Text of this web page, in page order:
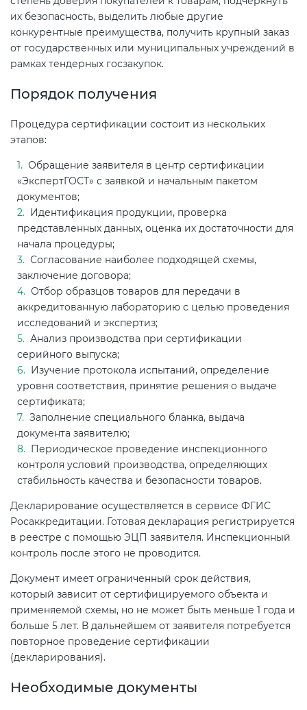
их безопасность, выделить любые другие
конкурентные преимущества, получить крупный заказ
от государственных или муниципальных учреждений в
рамках тендерных госзакупок.
Порядок получения
Процедура сертификации состоит из нескольких
этапов:
Обращение заявителя в центр сертификации
«ЭкспертГОСТ» с заявкой и начальным пакетом
документов;
Идентификация продукции, проверка
представленных данных, оценка их достаточности для
начала процедуры;
Согласование наиболее подходящей схемы,
заключение договора;
Отбор образцов товаров для передачи в
аккредитованную лабораторию с целью проведения
исследований и экспертиз;
Анализ производства при сертификации
серийного выпуска;
Изучение протокола испытаний, определение
уровня соответствия, принятие решения о выдаче
сертификата;
Заполнение специального бланка, выдача
документа заявителю;
Периодическое проведение инспекционного
контроля условий производства, определяющих
стабильность качества и безопасности товаров.
Декларирование осуществляется в сервисе ФГИС
Росаккредитации. Готовая декларация регистрируется
в реестре с помощью ЭЦП заявителя. Инспекционный
контроль после этого не проводится.
Документ имеет ограниченный срок действия,
который зависит от сертифицируемого объекта и
применяемой схемы, но не может быть меньше 1 года и
больше 5 лет. В дальнейшем от заявителя потребуется
повторное проведение сертификации
(декларирования).
Необходимые документы